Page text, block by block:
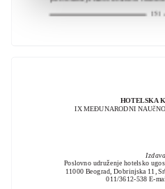
HOTELSKA
IX MEĐUNARODNI
Poslovno udruženje hotelsko
11000 Beograd, Dobrinjska 11,
011/3612-538 E-